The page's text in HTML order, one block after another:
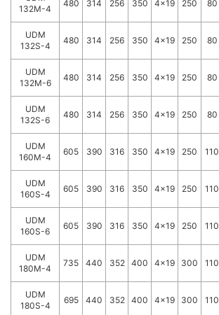
132M-4
480 314 256 350 4x19 250 80
UDM
132S-4
480 314 256 350 4x19 250 80
UDM
132M-6
480 314 256 350 4x19 250 80
UDM
132S-6
480 314 256 350 4x19 250 80
UDM
160M-4
605 390 316 350 4x19 250 110
UDM
160S-4
605 390 316 350 4x19 250 110
UDM
160S-6
605 390 316 350 4x19 250 110
UDM
180M-4
735 440 352 400 4x19 300 110
UDM
180S-4
695 440 352 400 4x19 300 110